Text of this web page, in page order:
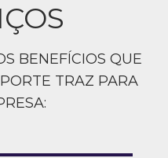
BENEFÍCIOS QUE
TRAZ PARA